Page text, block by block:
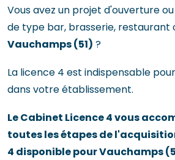
Vous avez un projet d'ouverture
de type bar, brasserie, restaurant
Vauchamps (51) ?
La licence 4 est indispensable
dans votre établissement.
Le Cabinet Licence 4 vous
toutes les étapes de
4 disponible pour Vauchamps